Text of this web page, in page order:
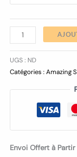
UGS : ND
Catégories : Amazing
Envoi Offert à